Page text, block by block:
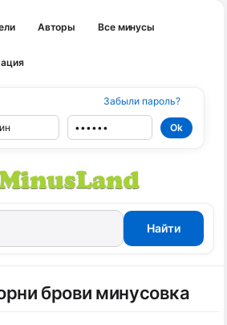
Авторы Все минусы
Забыли пароль?
брови минусовка